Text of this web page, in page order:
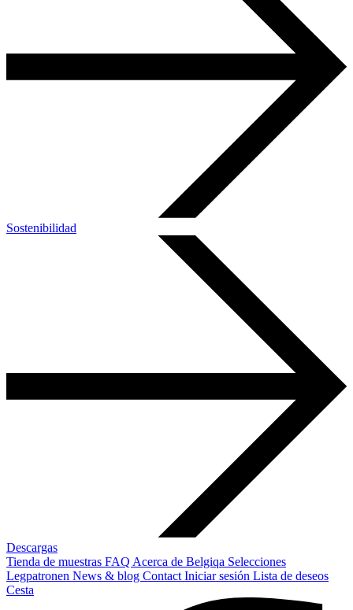
Sostenibilidad
Descargas
Tienda de muestras FAQ Acerca de Belgiqa Selecciones
Legpatronen News & blog Contact Iniciar sesión Lista de deseos
Cesta